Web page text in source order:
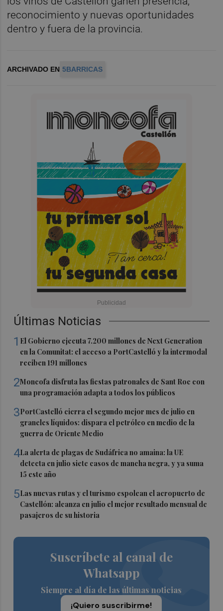
Últimas Noticias
1 El Gobierno ejecuta 7.200 millones de Next Generation
en la Comunitat: el acceso a PortCastelló y la intermodal
reciben 191 millones
2Moncofa disfruta las fiestas patronales de Sant Roc con
una programación adapta a todos los públicos
3PortCastelló cierra el segundo mejor mes de julio en
graneles líquidos: dispara el petróleo en medio de la
guerra de Oriente Medio
4La alerta de plagas de Sudáfrica no amaina: la UE
detecta en julio siete casos de mancha negra, y ya suma
15 este año
5Las nuevas rutas y el turismo espolean el aeropuerto de
Castellón: alcanza en julio el mejor resultado mensual de
pasajeros de su historia
Suscríbete al canal de
Whatsapp
Siempre al día de las últimas noticias
¡Quiero suscribirme!
reconocimiento y nuevas oportunidades
dentro y fuera de la provincia.
ARCHIVADO EN 5BARRICAS